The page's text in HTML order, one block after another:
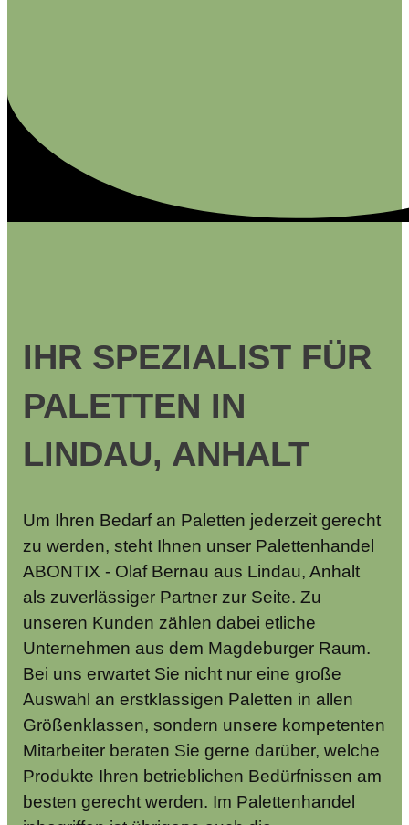
IHR SPEZIALIST FÜR
PALETTEN IN
LINDAU, ANHALT
Um Ihren Bedarf an Paletten jederzeit gerecht
zu werden, steht Ihnen unser Palettenhandel
ABONTIX - Olaf Bernau aus Lindau, Anhalt
als zuverlässiger Partner zur Seite. Zu
unseren Kunden zählen dabei etliche
Unternehmen aus dem Magdeburger Raum.
Bei uns erwartet Sie nicht nur eine große
Auswahl an erstklassigen Paletten in allen
Größenklassen, sondern unsere kompetenten
Mitarbeiter beraten Sie gerne darüber, welche
Produkte Ihren betrieblichen Bedürfnissen am
besten gerecht werden. Im Palettenhandel